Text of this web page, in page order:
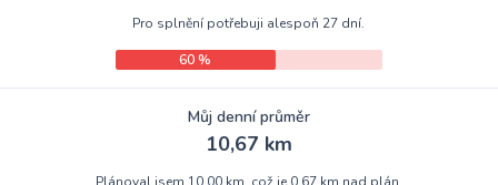
Pro splnění potřebuji alespoň 27 dní.
60 %
Můj denní průměr
10,67 km
Plánoval jsem 10,00 km, což je 0,67 km nad plán.